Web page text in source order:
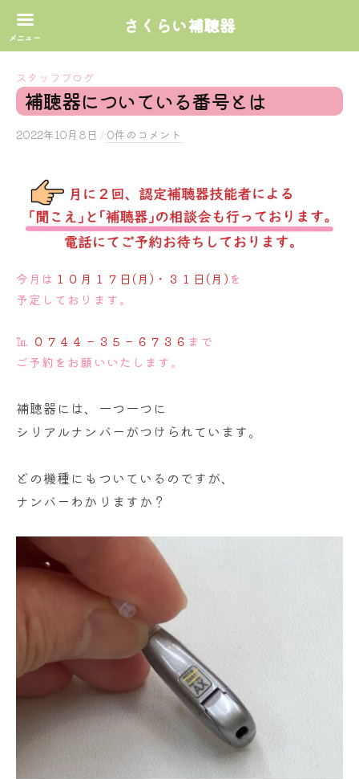
スタッフブログ
補聴器についている番号とは
2022年10月8日 b
a
k
u
r
i
/ 0件のコメント
今月は １０月１７日(月)・３１日(月) を
予定しております。
℡ ０７４４－３５－６７３６ まで
ご予約をお願いいたします。
補聴器には、一つ一つに
シリアルナンバーがつけられています。
どの機種にもついているのですが、
ナンバーわかりますか？
さくらい補聴器